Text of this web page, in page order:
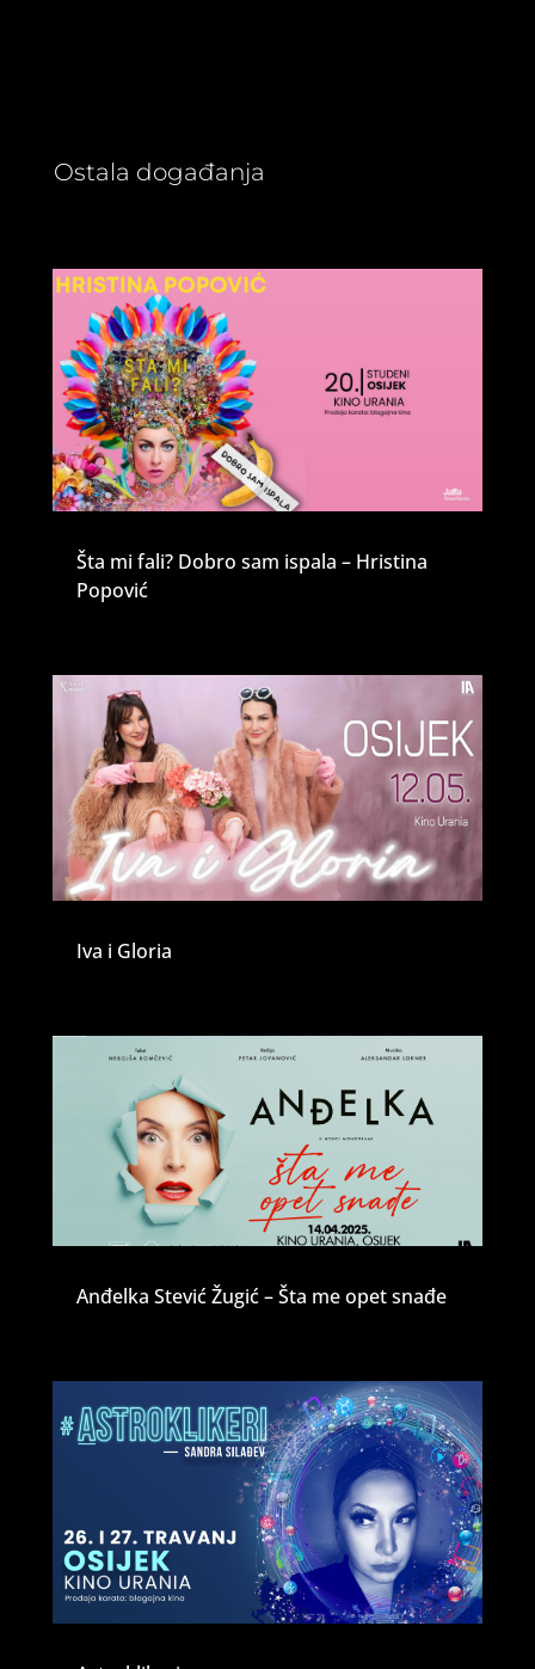
Ostala događanja
Šta mi fali? Dobro sam ispala – Hristina
Popović
Iva i Gloria
Anđelka Stević Žugić – Šta me opet snađe